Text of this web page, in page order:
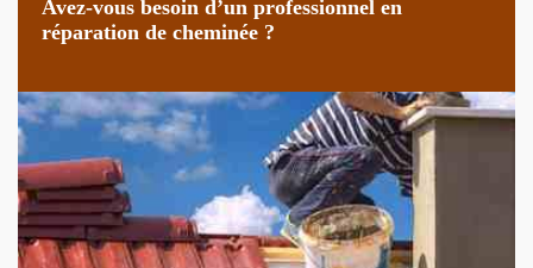
Avez-vous besoin d’un professionnel en
réparation de cheminée ?